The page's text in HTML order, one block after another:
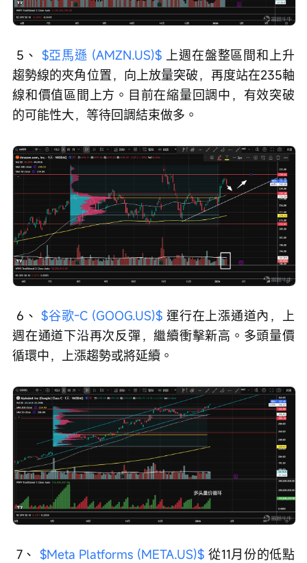
5、 $亞馬遜 (AMZN.US)$ 上週在盤整區間和上升
趨勢線的夾角位置，向上放量突破，再度站在235軸
線和價值區間上方。目前在縮量回調中，有效突破
的可能性大，等待回調結束做多。
6、 $谷歌-C (GOOG.US)$ 運行在上漲通道內，上
週在通道下沿再次反彈，繼續衝擊新高。多頭量價
循環中，上漲趨勢或將延續。
7、 $Meta Platforms (META.US)$ 從11月份的低點